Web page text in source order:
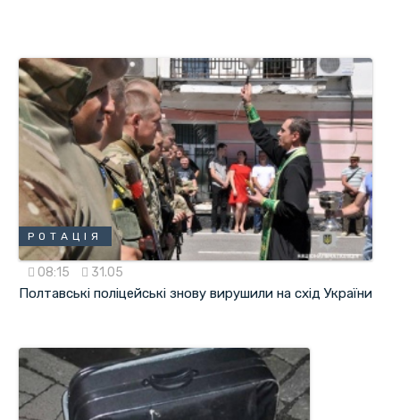
РОТАЦІЯ
08:15 31.05
Полтавські поліцейські знову вирушили на схід України